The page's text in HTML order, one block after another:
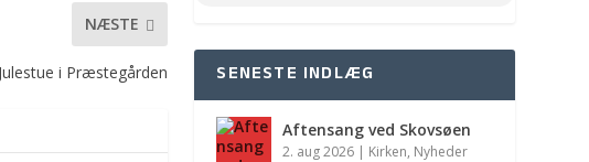
NÆSTE
Julestue i Præstegården SENESTE INDLÆG
Aftensang ved Skovsøen
2. aug 2026 | Kirken, Nyheder